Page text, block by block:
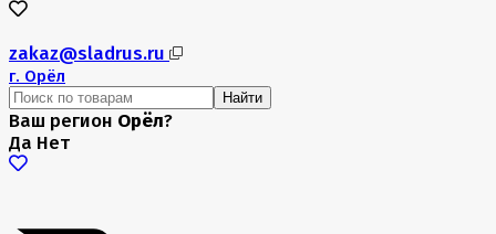
zakaz@sladrus.ru
г. Орёл
Найти
Ваш регион Орёл?
Да Нет